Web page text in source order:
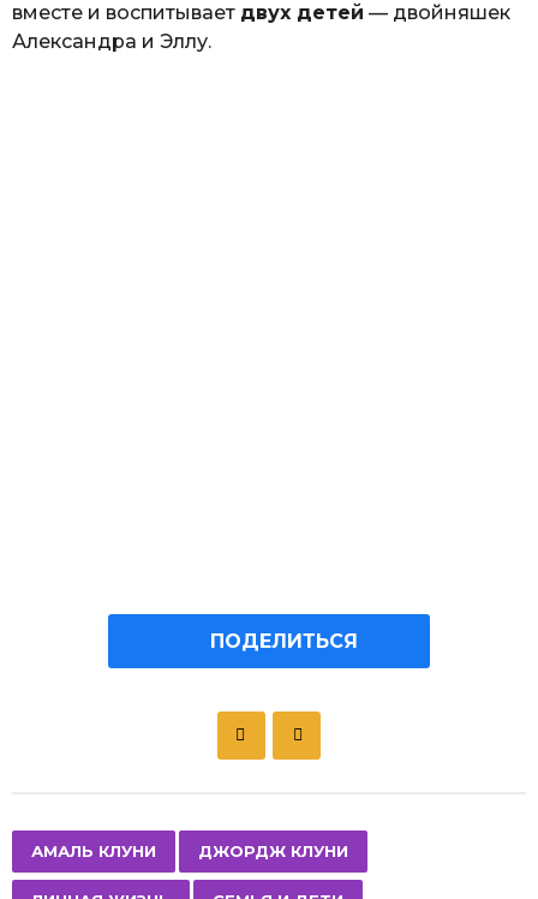
вместе и воспитывает двух детей — двойняшек
Александра и Эллу.
ПОДЕЛИТЬСЯ
P
a
АМАЛЬ КЛУНИ ДЖОРДЖ КЛУНИ